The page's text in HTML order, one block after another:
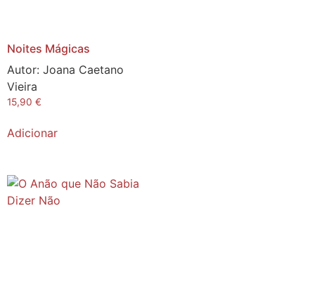
Noites Mágicas
Autor: Joana Caetano
Vieira
15,90 €
Adicionar